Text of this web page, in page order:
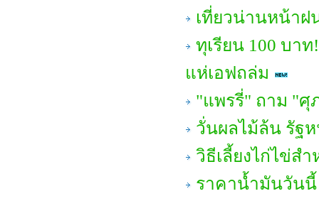
เที่ยวน่านหน้า
ทุเรียน 100 บา
แห่เอฟถล่ม
"แพรรี่" ถาม "ศุ
วั่นผลไม้ล้น รัฐ
วิธีเลี้ยงไก่ไข่ส
ราคาน้ำมันวันนี้